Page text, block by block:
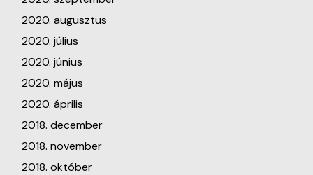
2020. augusztus
2020. július
2020. június
2020. május
2020. április
2018. december
2018. november
2018. október